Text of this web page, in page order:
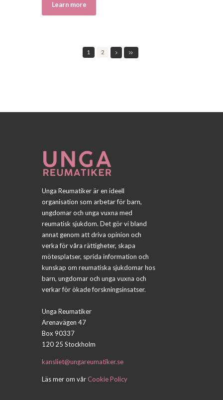
Learn more
1 2
Unga Reumatiker är en ideell
organisation som arbetar för barn,
ungdomar och unga vuxna med
reumatisk sjukdom. Det gör vi bland
annat genom att driva opinion och
verka för våra rättigheter, skapa
mötesplatser, sprida information och
kunskap om reumatiska sjukdomar hos
barn, ungdomar och unga vuxna och
verkar för ökade forskningsinsatser.
Unga Reumatiker
Arenavägen 47
Box 90337
120 25 Stockholm
kansliet@ungareumatiker.se
Läs mer om vårCookie Policy